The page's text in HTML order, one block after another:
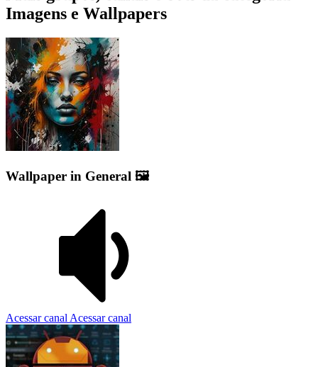
Imagens e Wallpapers
Wallpaper in General 🖼️
Acessar canal Acessar canal